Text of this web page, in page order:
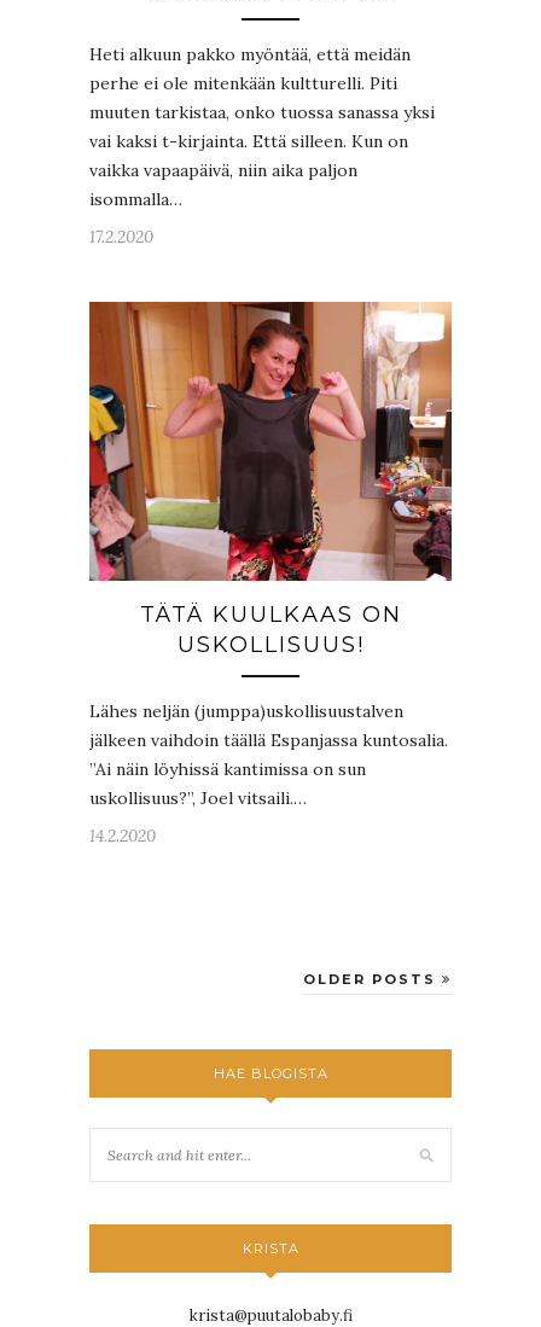
Heti alkuun pakko myöntää, että meidän
perhe ei ole mitenkään kultturelli. Piti
muuten tarkistaa, onko tuossa sanassa yksi
vai kaksi t-kirjainta. Että silleen. Kun on
vaikka vapaapäivä, niin aika paljon
isommalla…
17.2.2020
TÄTÄ KUULKAAS ON
USKOLLISUUS!
Lähes neljän (jumppa)uskollisuustalven
jälkeen vaihdoin täällä Espanjassa kuntosalia.
”Ai näin löyhissä kantimissa on sun
uskollisuus?”, Joel vitsaili.…
14.2.2020
OLDER POSTS
HAE BLOGISTA
KRISTA
krista@puutalobaby.fi